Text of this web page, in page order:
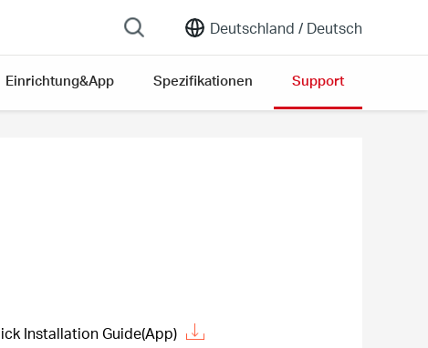
Deutschland / Deutsch
Einrichtung&App Spezifikationen Support
Installation Guide(App)